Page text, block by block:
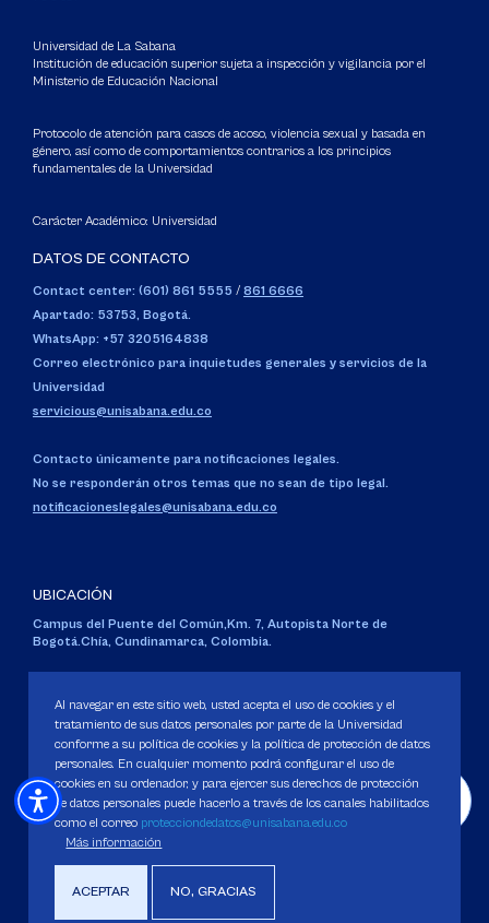
Universidad de La Sabana
Institución de educación superior sujeta a inspección y vigilancia por el
Ministerio de Educación Nacional
Protocolo de atención para casos de acoso, violencia sexual y basada en
género, así como de comportamientos contrarios a los principios
fundamentales de la Universidad
Carácter Académico: Universidad
DATOS DE CONTACTO
Contact center: (601) 861 5555 / 861 6666
Apartado: 53753, Bogotá.
WhatsApp: +57 3205164838
Correo electrónico para inquietudes generales y servicios de la
Universidad
servicious@unisabana.edu.co
Contacto únicamente para notificaciones legales.
No se responderán otros temas que no sean de tipo legal.
notificacioneslegales@unisabana.edu.co
UBICACIÓN
Campus del Puente del Común,Km. 7, Autopista Norte de
Bogotá.Chía, Cundinamarca, Colombia.
Personería Jurídica:Resolución 130 del 14 de enero de 1980.
Ministerio de Educación Nacional.
Política de Protección de datos
Derechos Pecuniarios
Al navegar en este sitio web, usted acepta el uso de cookies y el
tratamiento de sus datos personales por parte de la Universidad
conforme a su política de cookies y la política de protección de datos
personales. En cualquier momento podrá configurar el uso de
cookies en su ordenador, y para ejercer sus derechos de protección
de datos personales puede hacerlo a través de los canales habilitados
como el correo protecciondedatos@unisabana.edu.co
Más información
ACEPTAR NO, GRACIAS